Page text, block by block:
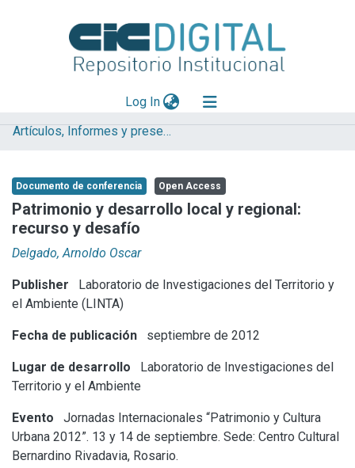
Log In(current)
Explorar
Aportar material
Statistics
Artículos, Informes y presentaciones en Congresos LINTA
Documento de conferencia Open Access
Patrimonio y desarrollo local y regional:
recurso y desafío
Delgado, Arnoldo Oscar
Publisher
Laboratorio de Investigaciones del Territorio y
el Ambiente (LINTA)
Fecha de publicación septiembre de 2012
Lugar de desarrollo
Laboratorio de Investigaciones del
Territorio y el Ambiente
Evento
Jornadas Internacionales “Patrimonio y Cultura
Urbana 2012”. 13 y 14 de septiembre. Sede: Centro Cultural
Bernardino Rivadavia, Rosario.